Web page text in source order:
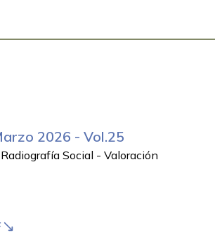
2026 - Vol.25
Social - Valoración